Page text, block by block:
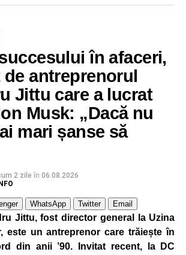
în afaceri,
antreprenorul
Jittu care a lucrat
Musk: „Dacă nu
mari șanse să
2 zile în 06.08.2026
WhatsApp Twitter Email
Jittu, fost director general la Uzina
este un antreprenor care trăiește în
din anii ’90. Invitat recent, la DC